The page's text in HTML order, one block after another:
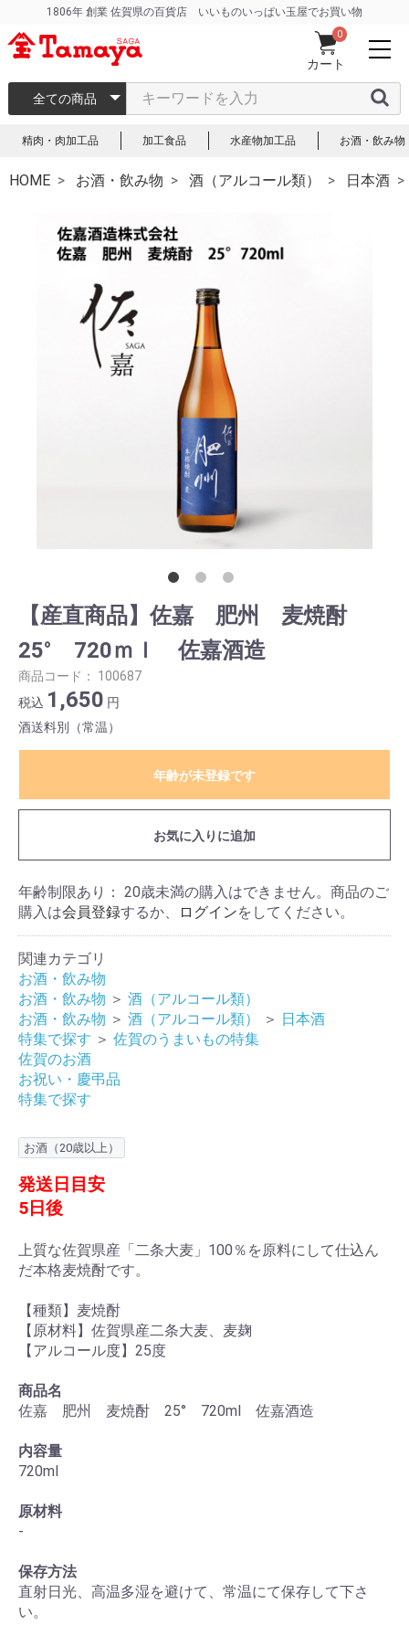
1806年 創業 佐賀県の百貨店 いいものいっぱい玉屋でお買い物
カート
0
全ての商品
精肉・肉加工品 加工食品 水産物加工品 お酒・飲み物
HOME お酒・飲み物 酒（アルコール類） 日本酒
【産直商品】佐嘉 肥州 麦焼酎
25° 720ｍｌ 佐嘉酒造
商品コード： 100687
税込 1,650 円
酒送料別（常温）
年齢が未登録です
お気に入りに追加
年齢制限あり： 20歳未満の購入はできません。商品のご
購入は会員登録するか、 ログインをしてください。
関連カテゴリ
お酒・飲み物
お酒・飲み物 ＞ 酒（アルコール類）
お酒・飲み物 ＞ 酒（アルコール類） ＞ 日本酒
特集で探す ＞ 佐賀のうまいもの特集
佐賀のお酒
お祝い・慶弔品
特集で探す
お酒（20歳以上）
発送日目安
5日後
上質な佐賀県産「二条大麦」100％を原料にして仕込ん
だ本格麦焼酎です。
【種類】麦焼酎
【原材料】佐賀県産二条大麦、麦麹
【アルコール度】25度
商品名
佐嘉 肥州 麦焼酎 25° 720ml 佐嘉酒造
内容量
720ml
原材料
-
保存方法
直射日光、高温多湿を避けて、常温にて保存して下さ
い。